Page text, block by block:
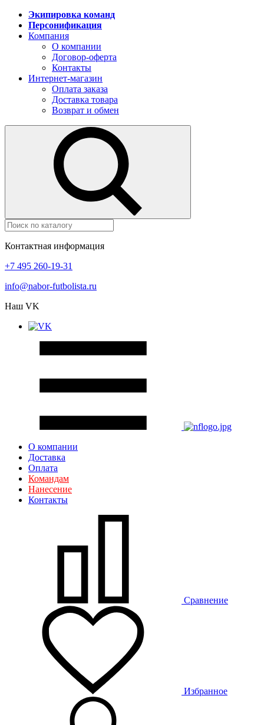
Экипировка команд
Персонификация
Компания
О компании
Договор-оферта
Контакты
Интернет-магазин
Оплата заказа
Доставка товара
Возврат и обмен
Контактная информация
+7 495 260-19-31
info@nabor-futbolista.ru
Наш VK
О компании
Доставка
Оплата
Командам
Нанесение
Контакты
Сравнение
Избранное